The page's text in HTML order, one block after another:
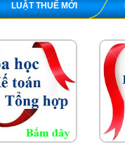
LUẬT THUẾ MỚI